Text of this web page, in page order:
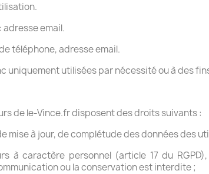
email.
téléphone, adresse email.
utilisées par nécessité ou à des
de le-Vince.fr disposent des droits suivants :
mise à jour, de complétude des données des
caractère personnel (article 17 du RGPD),
ou la conservation est interdite ;